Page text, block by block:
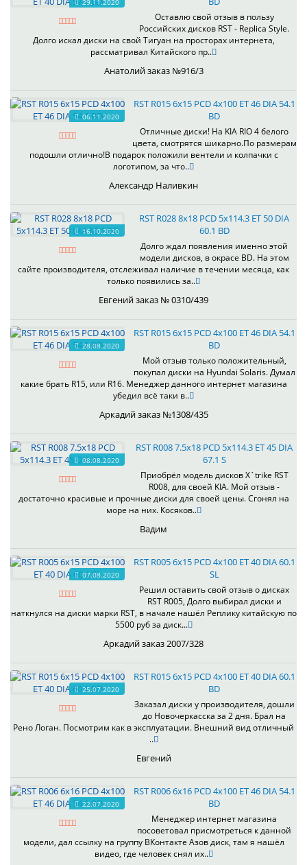
29.11.2020
Оставлю свой отзыв в пользу
Российских дисков RST - Replica Style.
Долго искал диски на свой Тигуан на просторах интернета,
рассматривал Китайского пр..
Анатолий заказ №916/3
06.11.2020
RST R015 6x15 PCD 4x100 ET 46 DIA 54.1
BD
Отличные диски! На KIA RIO 4 белого
цвета, смотрятся шикарно.По размерам
подошли отлично!В подарок положили вентели и колпачки с
логотипом, за что..
Александр Наливкин
16.10.2020
RST R028 8x18 PCD 5x114.3 ET 50 DIA
60.1 BD
Долго ждал появления именно этой
модели дисков, в окрасе BD. На этом
сайте производителя, отслеживал наличие в течении месяца, как
только появились за..
Евгений заказ № 0310/439
28.08.2020
RST R015 6x15 PCD 4x100 ET 46 DIA 54.1
BD
Мой отзыв только положительный,
покупал диски на Hyundai Solaris. Думал
какие брать R15, или R16. Менеджер данного интернет магазина
убедил всё таки в..
Аркадий заказ №1308/435
08.08.2020
RST R008 7.5x18 PCD 5x114.3 ET 45 DIA
67.1 S
Приобрёл модель дисков X`trike RST
R008, для своей KIA. Мой отзыв -
достаточно красивые и прочные диски для своей цены. Сгонял на
море на них. Косяков..
Вадим
07.08.2020
RST R005 6x15 PCD 4x100 ET 40 DIA 60.1
SL
Решил оставить свой отзыв о дисках
RST R005, Долго выбирал диски и
наткнулся на диски марки RST, в начале нашёл Реплику китайскую по
5500 руб за диск...
Аркадий заказ 2007/328
25.07.2020
RST R015 6x15 PCD 4x100 ET 40 DIA 60.1
BD
Заказал диски у производителя, дошли
до Новочеркасска за 2 дня. Брал на
Рено Логан. Посмотрим как в эксплуатации. Внешний вид отличный
..
Евгений
22.07.2020
RST R006 6x16 PCD 4x100 ET 46 DIA 54.1
BD
Менеджер интернет магазина
посоветовал присмотреться к данной
модели, дал ссылку на группу ВКонтакте Азов диск, там я нашёл
видео, где человек снял их..